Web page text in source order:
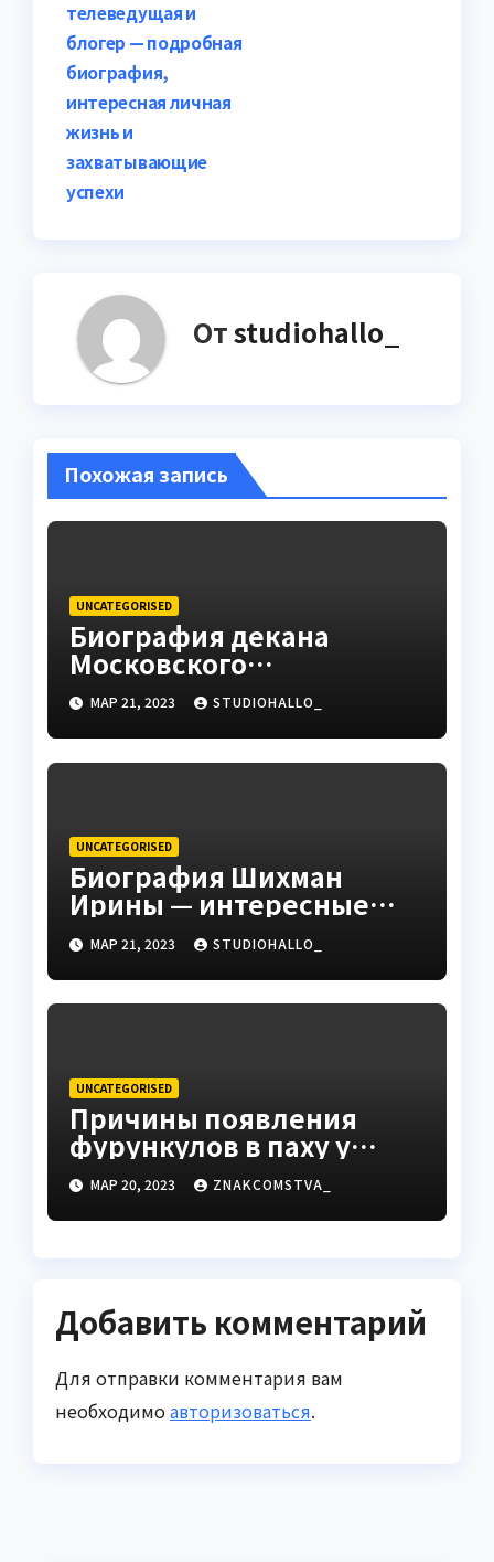
телеведущая и
блогер — подробная
биография,
интересная личная
жизнь и
захватывающие
успехи
Отstudiohallo_
Похожая запись
UNCATEGORISED
Биография декана
Московского
государственного
университета Андрея
Сидорова — от студента
до руководителя
МАР 21, 2023 STUDIOHALLO_
UNCATEGORISED
Биография Шихман
Ирины — интересные
факты, достижения и
путь к успеху
МАР 21, 2023 STUDIOHALLO_
UNCATEGORISED
Причины появления
фурункулов в паху у
мужчин
МАР 20, 2023 ZNAKCOMSTVA_
Добавить комментарий
Для отправки комментария вам
необходимоавторизоваться.